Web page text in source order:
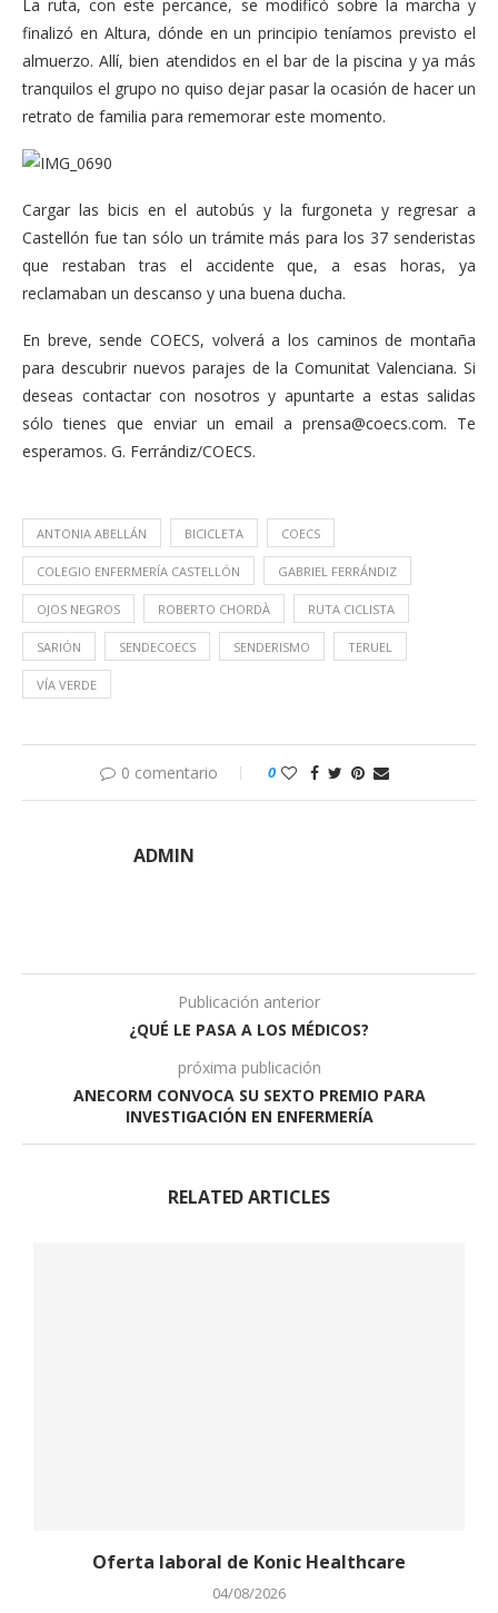
La ruta, con este percance, se modificó sobre la marcha y
finalizó en Altura, dónde en un principio teníamos previsto el
almuerzo. Allí, bien atendidos en el bar de la piscina y ya más
tranquilos el grupo no quiso dejar pasar la ocasión de hacer un
retrato de familia para rememorar este momento.
Cargar las bicis en el autobús y la furgoneta y regresar a
Castellón fue tan sólo un trámite más para los 37 senderistas
que restaban tras el accidente que, a esas horas, ya
reclamaban un descanso y una buena ducha.
En breve, sende COECS, volverá a los caminos de montaña
para descubrir nuevos parajes de la Comunitat Valenciana. Si
deseas contactar con nosotros y apuntarte a estas salidas
sólo tienes que enviar un email a prensa@coecs.com. Te
esperamos. G. Ferrándiz/COECS.
ANTONIA ABELLÁN BICICLETA COECS
COLEGIO ENFERMERÍA CASTELLÓN GABRIEL FERRÁNDIZ
OJOS NEGROS ROBERTO CHORDÀ RUTA CICLISTA
SARIÓN SENDECOECS SENDERISMO TERUEL
VÍA VERDE
0 comentario 0
ADMIN
Publicación anterior
¿QUÉ LE PASA A LOS MÉDICOS?
próxima publicación
ANECORM CONVOCA SU SEXTO PREMIO PARA
INVESTIGACIÓN EN ENFERMERÍA
RELATED ARTICLES
Oferta laboral de Konic Healthcare
04/08/2026